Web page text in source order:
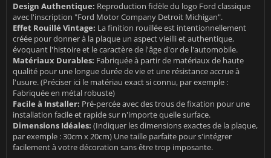
Design Authentique: Reproduction fidèle du logo Ford classique
avec l'inscription "Ford Motor Company Detroit Michigan".
Effet Rouillé Vintage: La finition rouillée est intentionnellement
créée pour donner à la plaque un aspect vieilli et authentique,
évoquant l'histoire et le caractère de l'âge d'or de l'automobile.
Matériaux Durables: Fabriquée à partir de matériaux de haute
qualité pour une longue durée de vie et une résistance accrue à
l'usure. (Préciser ici le matériau exact si connu, par exemple :
Fabriquée en métal robuste)
Facile à Installer: Pré-percée avec des trous de fixation pour une
installation facile et rapide sur n'importe quelle surface.
Dimensions Idéales: (Indiquer les dimensions exactes de la plaque,
par exemple : 30cm x 20cm) Une taille parfaite pour s'intégrer
facilement à votre décoration sans être trop imposante.